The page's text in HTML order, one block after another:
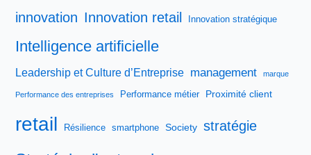
innovation Innovation retail Innovation stratégique
Intelligence artificielle
Leadership et Culture d’Entreprise management marque
Performance des entreprises Performance métier Proximité client
retail Résilience smartphone Society stratégie